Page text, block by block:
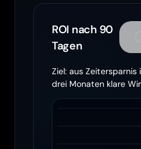
ROI nach 90
Tagen
Ziel: aus Zeitersparnis
drei Monaten klare
machen